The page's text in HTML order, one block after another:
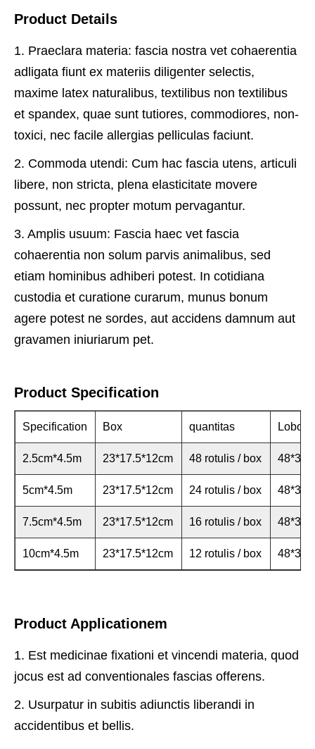
Product Details
1. Praeclara materia: fascia nostra vet cohaerentia
adligata fiunt ex materiis diligenter selectis,
maxime latex naturalibus, textilibus non textilibus
et spandex, quae sunt tutiores, commodiores, non-
toxici, nec facile allergias pelliculas faciunt.
2. Commoda utendi: Cum hac fascia utens, articuli
libere, non stricta, plena elasticitate movere
possunt, nec propter motum pervagantur.
3. Amplis usuum: Fascia haec vet fascia
cohaerentia non solum parvis animalibus, sed
etiam hominibus adhiberi potest. In cotidiana
custodia et curatione curarum, munus bonum
agere potest ne sordes, aut accidens damnum aut
gravamen iniuriarum pet.
Product Specification
Specification Box quantitas
2.5cm*4.5m 23*17.5*12cm 48 rotulis / box
5cm*4.5m 23*17.5*12cm 24 rotulis / box
7.5cm*4.5m 23*17.5*12cm 16 rotulis / box
10cm*4.5m 23*17.5*12cm 12 rotulis / box
Product Applicationem
1. Est medicinae fixationi et vincendi materia, quod
jocus est ad conventionales fascias offerens.
2. Usurpatur in subitis adiunctis liberandi in
accidentibus et bellis.